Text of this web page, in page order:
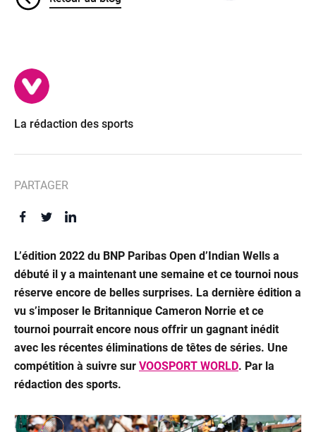
&
L’édition 2022 du BNP Paribas Open d’Indian Wells a
débuté il y a maintenant une semaine et ce tournoi nous
réserve encore de belles surprises. La dernière édition a
vu s’imposer le Britannique Cameron Norrie et ce
tournoi pourrait encore nous offrir un gagnant inédit
avec les récentes éliminations de têtes de séries. Une
compétition à suivre surVOOSPORT WORLD. Par la
rédaction des sports.
La rédaction des sports
PARTAGER